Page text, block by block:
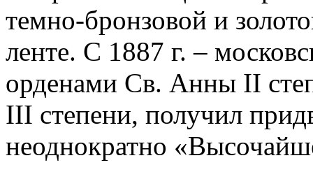
темно-бронзовой и
ленте. С 1887 г. –
орденами Св. Анны II
III степени, получил
неоднократно